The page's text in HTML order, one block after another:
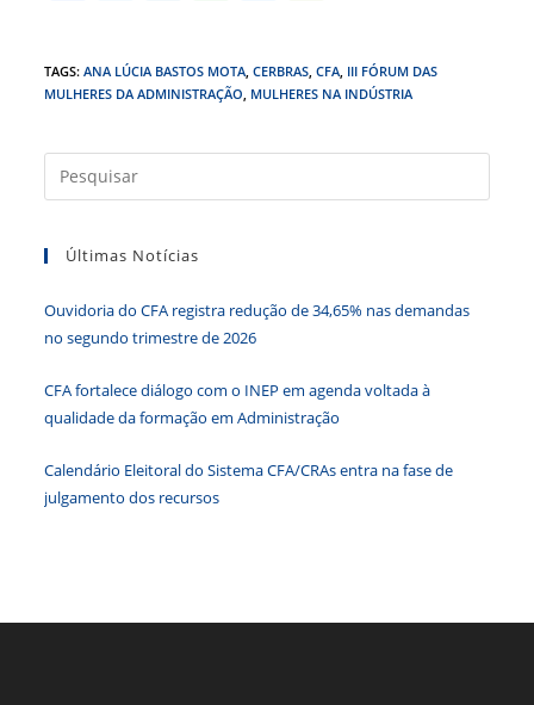
c
e
o
o
k
itt
er
k
e
n
at
s
p
p
ss
e
g
er
tF
ri
n
dl
TAGS:ANA LÚCIA BASTOS MOTA CERBRAS CFA III FÓRUM DAS
MULHERES DA ADMINISTRAÇÃO MULHERES NA INDÚSTRIA
a
Últimas Notícias
Ouvidoria do CFA registra redução de 34,65% nas demandas
no segundo trimestre de 2026
CFA fortalece diálogo com o INEP em agenda voltada à
qualidade da formação em Administração
Calendário Eleitoral do Sistema CFA/CRAs entra na fase de
julgamento dos recursos